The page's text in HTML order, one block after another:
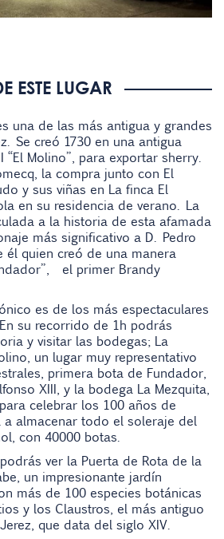
ESTE LUGAR
una de las más antigua y grandes
Se creó 1730 en una antigua
Molino”, para exportar sherry.
la compra junto con El
y sus viñas en La finca El
en su residencia de verano. La
a la historia de esta afamada
más significativo a D. Pedro
él quien creó de una manera
el primer Brandy
es de los más espectaculares
su recorrido de 1h podrás
y visitar las bodegas; La
un lugar muy representativo
primera bota de Fundador,
XIII, y la bodega La Mezquita,
celebrar los 100 años de
almacenar todo el soleraje del
con 40000 botas.
ver la Puerta de Rota de la
un impresionante jardín
más de 100 especies botánicas
y los Claustros, el más antiguo
que data del siglo XIV.